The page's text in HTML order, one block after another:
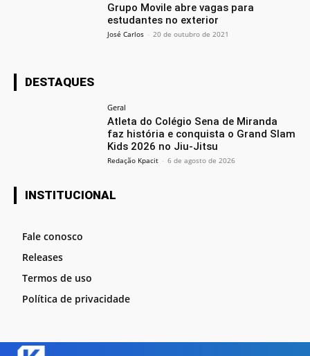
Grupo Movile abre vagas para
estudantes no exterior
José Carlos - 20 de outubro de 2021
DESTAQUES
Geral
Atleta do Colégio Sena de Miranda
faz história e conquista o Grand Slam
Kids 2026 no Jiu-Jitsu
Redação Kpacit - 6 de agosto de 2026
INSTITUCIONAL
Fale conosco
Releases
Termos de uso
Política de privacidade